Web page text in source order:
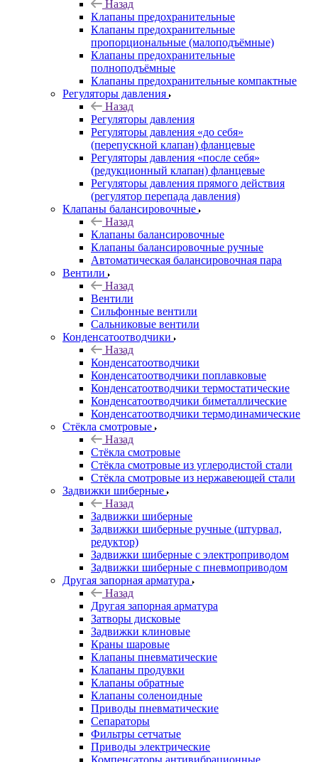
Назад
Клапаны предохранительные
Клапаны предохранительные
пропорциональные (малоподъёмные)
Клапаны предохранительные
полноподъёмные
Клапаны предохранительные компактные
Регуляторы давления
Назад
Регуляторы давления
Регуляторы давления «до себя»
(перепускной клапан) фланцевые
Регуляторы давления «после себя»
(редукционный клапан) фланцевые
Регуляторы давления прямого действия
(регулятор перепада давления)
Клапаны балансировочные
Назад
Клапаны балансировочные
Клапаны балансировочные ручные
Автоматическая балансировочная пара
Вентили
Назад
Вентили
Сильфонные вентили
Сальниковые вентили
Конденсатоотводчики
Назад
Конденсатоотводчики
Конденсатоотводчики поплавковые
Конденсатоотводчики термостатические
Конденсатоотводчики биметаллические
Конденсатоотводчики термодинамические
Стёкла смотровые
Назад
Стёкла смотровые
Стёкла смотровые из углеродистой стали
Стёкла смотровые из нержавеющей стали
Задвижки шиберные
Назад
Задвижки шиберные
Задвижки шиберные ручные (штурвал,
редуктор)
Задвижки шиберные с электроприводом
Задвижки шиберные с пневмоприводом
Другая запорная арматура
Назад
Другая запорная арматура
Затворы дисковые
Задвижки клиновые
Краны шаровые
Клапаны пневматические
Клапаны продувки
Клапаны обратные
Клапаны соленоидные
Приводы пневматические
Сепараторы
Фильтры сетчатые
Приводы электрические
Компенсаторы антивибрационные